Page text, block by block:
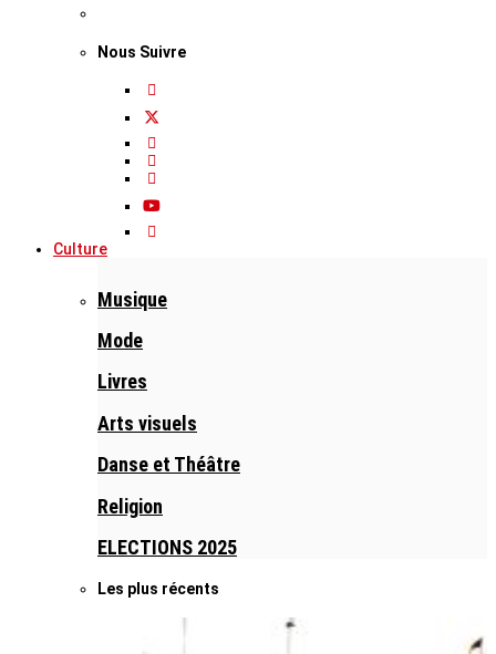
Nous Suivre
Culture
Musique
Mode
Livres
Arts visuels
Danse et Théâtre
Religion
ELECTIONS 2025
Les plus récents